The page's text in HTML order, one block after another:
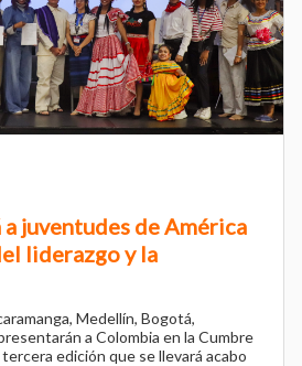
juventudes de América
liderazgo y la
Medellín, Bogotá,
a Colombia en la Cumbre
edición que se llevará acabo